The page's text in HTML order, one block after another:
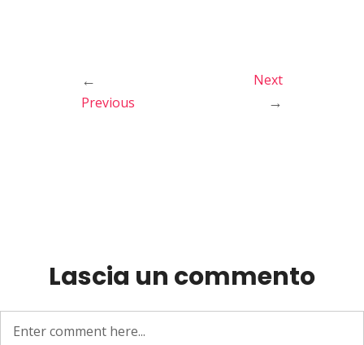
←
Previous
Next
→
Lascia un commento